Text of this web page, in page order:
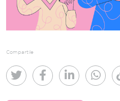
Compartile